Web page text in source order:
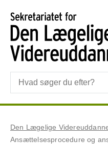
Den Lægelige
Ansættelsesprocedure og